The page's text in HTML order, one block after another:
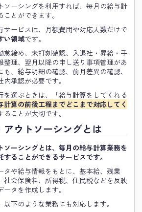
ソーシングを利用すれば、毎月の給与計
とができます。
サービスは、月額費用や対応人数だけで
い領域です。
怠締め、未打刻確認、入退社・昇給・手
整理、翌月以降の申し送り事項管理があ
も、給与明細の確認、前月差異の確認、
承認が必要です。
を選ぶときは、「給与計算をしてくれる
計算の前後工程までどこまで対応してく
ることが大切です。
ウトソーシングとは
ソーシングとは、毎月の給与計算業務を
ることができるサービスです。
タや給与情報をもとに、基本給、残業
社会保険料、所得税、住民税などを反映
タを作成します。
下のような業務にも対応します。